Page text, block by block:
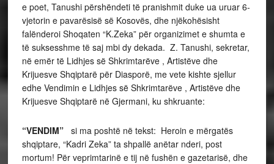
e poet, Tanushi përshëndeti të pranishmit duke ua uruar 6-
vjetorin e pavarësisë së Kosovës, dhe njëkohësisht
falënderoi Shoqaten “K.Zeka” për organizimet e shumta e
të suksesshme të saj mbi dy dekada. Z. Tanushi, sekretar,
në emër të Lidhjes së Shkrimtarëve , Artistëve dhe
Krijuesve Shqiptarë për Diasporë, me vete kishte sjellur
edhe Vendimin e Lidhjes së Shkrimtarëve , Artistëve dhe
Krijuesve Shqiptarë në Gjermani, ku shkruante:
“VENDIM”si ma poshtë në tekst: Heroin e mërgatës
shqiptare, “Kadri Zeka” ta shpallë anëtar nderi, post
mortum! Për veprimtarinë e tij në fushën e gazetarisë, dhe